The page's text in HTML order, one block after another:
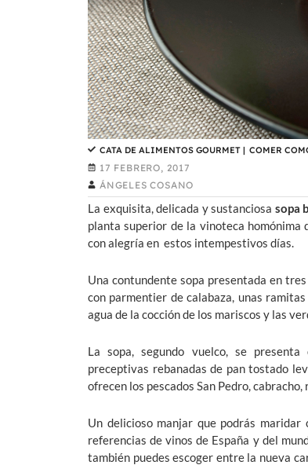
CATA DE ALIMENTOS GOURMET | COMER
17 FEBRERO, 2017
ÁNGELES COSANO
La exquisita, delicada y sustanciosa sopa
planta superior de la vinoteca
con alegría en estos intempestivos días.
Una contundente sopa presentada en
con parmentier de calabaza, unas
agua de la cocción de los mariscos y las
La sopa, segundo vuelco, se
preceptivas rebanadas de pan tostado
ofrecen los pescados San Pedro,
Un delicioso manjar que podrás
referencias de vinos de España y del
también puedes escoger entre la nueva